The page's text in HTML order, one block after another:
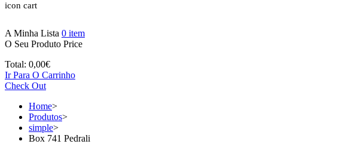
icon cart
A Minha Lista 0 item
O Seu Produto Price
Total: 0,00€
Ir Para O Carrinho
Check Out
Home>
Produtos>
simple>
Box 741 Pedrali